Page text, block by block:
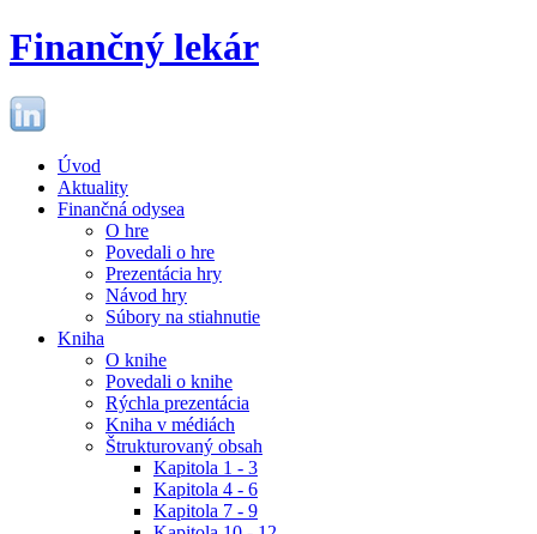
Finančný lekár
Úvod
Aktuality
Finančná odysea
O hre
Povedali o hre
Prezentácia hry
Návod hry
Súbory na stiahnutie
Kniha
O knihe
Povedali o knihe
Rýchla prezentácia
Kniha v médiách
Štrukturovaný obsah
Kapitola 1 - 3
Kapitola 4 - 6
Kapitola 7 - 9